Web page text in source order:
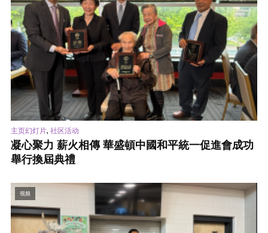
主页幻灯片, 社区活动
凝心聚力 薪火相傳 華盛頓中國和平統一促進會成功
舉行換屆典禮
视频